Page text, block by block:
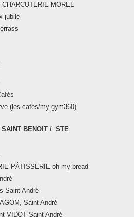
CHARCUTERIE MOREL
jubilé
(les cafés/my gym360)
SAINT BENOIT / STE
PÂTISSERIE oh my bread
Saint André
Saint André
VIDOT Saint André